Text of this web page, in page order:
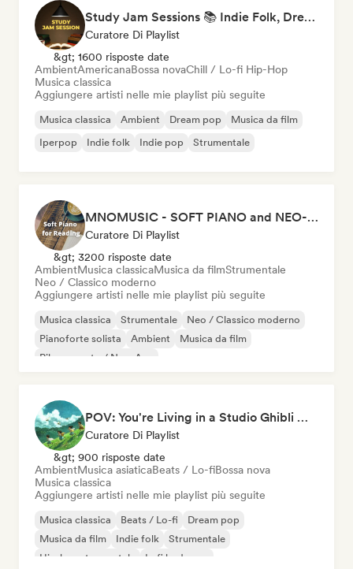
Study Jam Sessions 📚 Indie Folk, Dream Pop & Singer-Songwriter
Curatore Di Playlist
&gt; 1600 risposte date
AmbientAmericanaBossa novaChill / Lo-fi Hip-Hop
Musica classica
Aggiungere artisti nelle mie playlist più seguite
Musica classica Ambient Dream pop
Musica da film
Iperpop
Indie folk Indie pop Strumentale
MNOMUSIC - SOFT PIANO and NEO-CLASSICAL
Curatore Di Playlist
&gt; 3200 risposte date
AmbientMusica classicaMusica da filmStrumentale
Neo / Classico moderno
Aggiungere artisti nelle mie playlist più seguite
Musica classica Strumentale
Neo / Classico moderno
Pianoforte solista
Ambient
Musica da film
Rilassamento / New Age
POV: You're Living in a Studio Ghibli Movie 🌱 Neo-Classical Piano & Dream Pop
Curatore Di Playlist
&gt; 900 risposte date
AmbientMusica asiaticaBeats / Lo-fiBossa nova
Musica classica
Aggiungere artisti nelle mie playlist più seguite
Musica classica Beats / Lo-fi
Dream pop
Musica da film
Indie folk
Strumentale
Hip-hop strumentale
Lofi bedroom